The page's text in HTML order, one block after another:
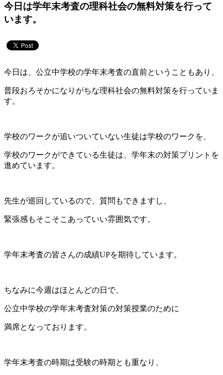
今日は学年末考査の理科社会の無料対策を行って
います。
今日は、公立中学校の学年末考査の直前ということもあり、
普段おろそかになりがちな理科社会の無料対策を行っていま
す。
学校のワークが追いついていない生徒は学校のワークを、
学校のワークができている生徒は、学年末の対策プリントを
進めています。
先生が巡回しているので、質問もできますし、
緊張感もそこそこあっていい雰囲気です。
学年末考査の皆さんの成績UPを期待しています。
ちなみに今週はほとんどの日で、
公立中学校の学年末考査対策の対策授業のために
満席となっております。
学年末考査の時期は受験の時期とも重なり、